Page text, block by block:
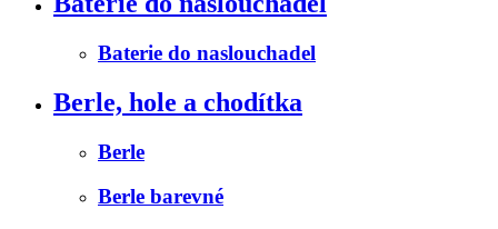
Baterie do naslouchadel
Berle, hole a chodítka
Berle
Berle barevné